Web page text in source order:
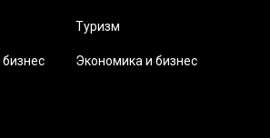
Туризм
Экономика и бизнес